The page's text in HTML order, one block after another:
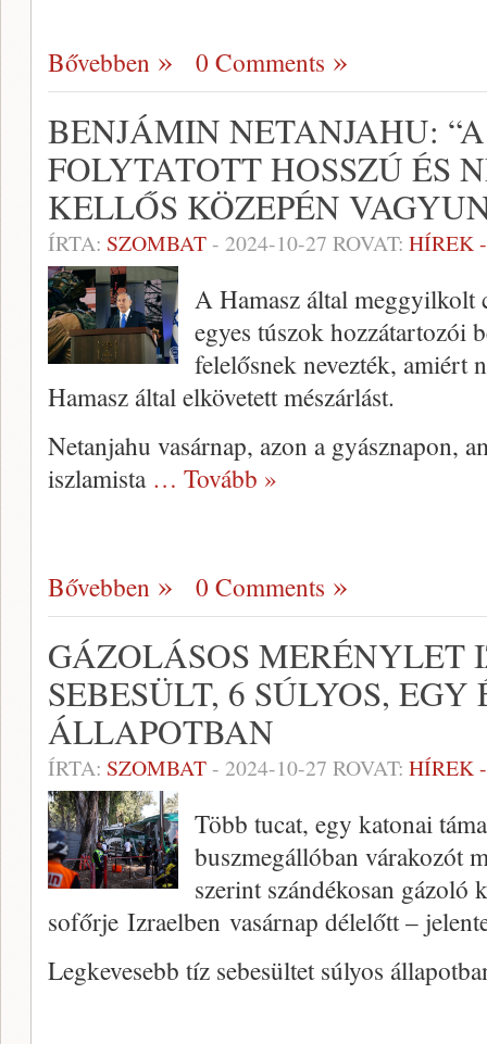
Bővebben 0 Comments
BENJÁMIN NETANJAHU:
FOLYTATOTT HOSSZÚ ÉS
KELLŐS KÖZEPÉN
ÍRTA: SZOMBAT- 2024-10-27 ROVAT: HÍREK
A Hamasz által meggyilkolt
egyes túszok hozzátartozói
felelősnek nevezték, amiért
Hamasz által elkövetett mészárlást.
Netanjahu vasárnap, azon a gyásznapon,
iszlamista … Tovább »
Bővebben 0 Comments
GÁZOLÁSOS MERÉNYLET
SEBESÜLT, 6 SÚLYOS,
ÁLLAPOTBAN
ÍRTA: SZOMBAT- 2024-10-27 ROVAT: HÍREK
Több tucat, egy katonai
buszmegállóban várakozót
szerint szándékosan gázoló
sofőrje Izraelben vasárnap délelőtt –
Legkevesebb tíz sebesültet súlyos